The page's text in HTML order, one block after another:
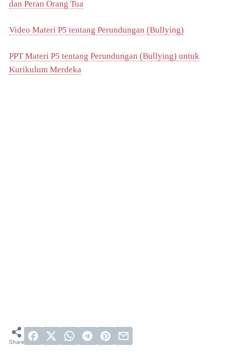
dan Peran Orang Tua
Video Materi P5 tentang Perundungan (Bullying)
PPT Materi P5 tentang Perundungan (Bullying) untuk
Kurikulum Merdeka